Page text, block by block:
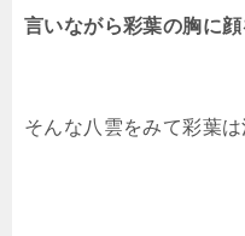
言いながら彩葉の胸に顔
そんな八雲をみて彩葉は